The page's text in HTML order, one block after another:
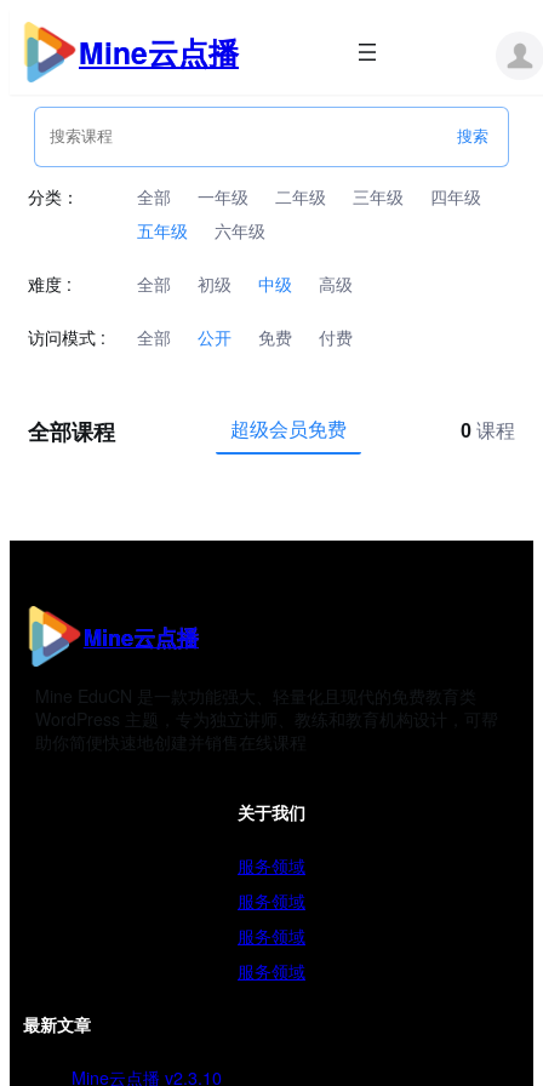
跳
内
Mine云点播
分类： 全部 一年级 二年级 三年级
四年级
五年级
六年级
难度 : 全部 初级 中级 高级
访问模式 : 全部 公开 免费 付费
全部课程 超级会员免费 0 课程
Mine云点播
Mine EduCN 是一款功能强大、轻量化且现代的免费教育类
WordPress 主题，专为独立讲师、教练和教育机构设计，可帮
助你简便快速地创建并销售在线课程
关于我们
服务领域
服务领域
服务领域
服务领域
最新文章
Mine云点播 v2.3.10